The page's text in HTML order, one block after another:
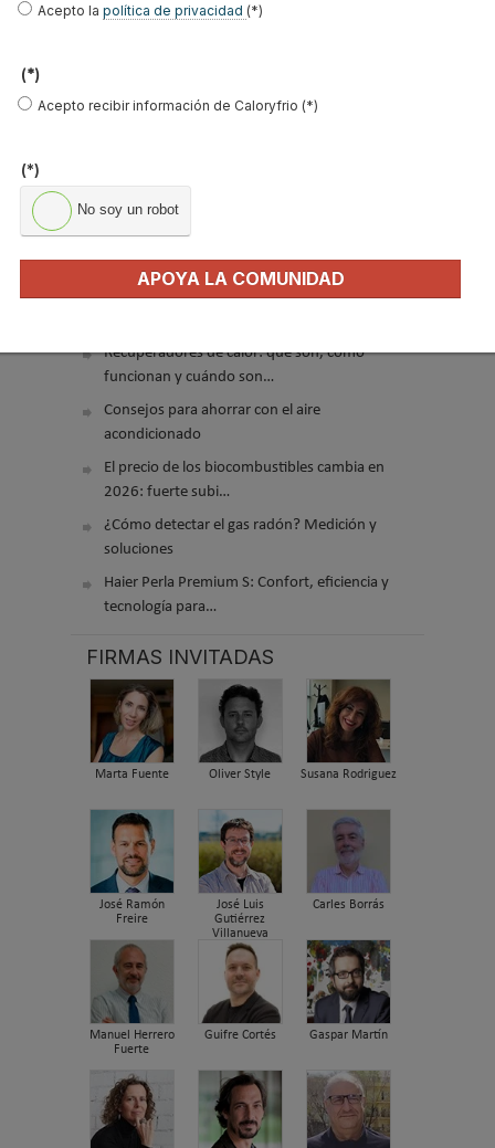
LO MÁS VISTO
El precio del pellet vuelve a subir…
Recuperadores de calor: qué son, cómo
funcionan y cuándo son…
Consejos para ahorrar con el aire
acondicionado
El precio de los biocombustibles cambia en
2026: fuerte subi…
¿Cómo detectar el gas radón? Medición y
soluciones
Haier Perla Premium S: Confort, eficiencia y
tecnología para…
FIRMAS INVITADAS
Marta Fuente Oliver Style Susana Rodriguez
José Ramón
Freire
José Luis
Gutiérrez
Villanueva
Carles Borrás
Manuel Herrero
Fuerte
Guifre Cortés Gaspar Martín
Acepto la política de privacidad (*)
(*)
Acepto recibir información de Caloryfrio (*)
(*)
No soy un robot
APOYA LA COMUNIDAD